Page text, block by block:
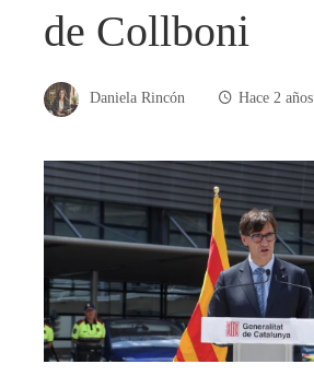
de Collboni
Daniela Rincón Hace 2 años